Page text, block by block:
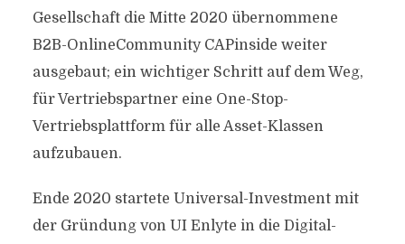
Gesellschaft die Mitte 2020 übernommene
B2B-OnlineCommunity CAPinside weiter
ausgebaut; ein wichtiger Schritt auf dem Weg,
für Vertriebspartner eine One-Stop-
Vertriebsplattform für alle Asset-Klassen
aufzubauen.
Ende 2020 startete Universal-Investment mit
der Gründung von UI Enlyte in die Digital-